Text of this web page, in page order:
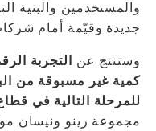
والمستخدمين والبنية
جديدة وقيّمة أمام
وستنتج عن
التجربة
كمية غير مسبوقة من
للمرحلة التالية في
مجموعة رينو ونيسان